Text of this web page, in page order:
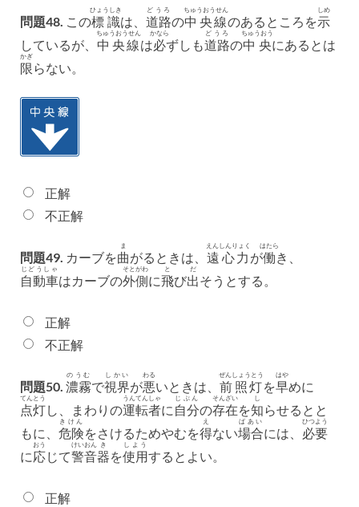
問題48. この標識
ひょうしき
は、 道路
どうろ
の中央線
ちゅうおうせん
のあるところを示
しめ
しているが、 中央線
ちゅうおうせん
は必
かなら
ずしも道路
どうろ
の中央
ちゅうおう
にあるとは
限
かぎ
らない。
正解
不正解
問題49. カーブを曲
ま
がるときは、 遠心力
えんしんりょく
が働
はたら
き、
自動車
じどうしゃ
はカーブの外側
そとがわ
に飛
と
び出
だ
そうとする。
正解
不正解
問題50. 濃霧
のうむ
で視界
しかい
が悪
わる
いときは、 前照灯
ぜんしょうとう
を早
はや
めに
点灯
てんとう
し、まわりの運転者
うんてんしゃ
に 自分
じぶん
の存在
そんざい
を知
し
らせるとと
もに、 危険
きけん
をさけるためやむを得
え
ない場合
ばあい
には、 必要
ひつよう
に応
おう
じて警
けい
音
おん
器
き
を使用
しよう
するとよい。
正解